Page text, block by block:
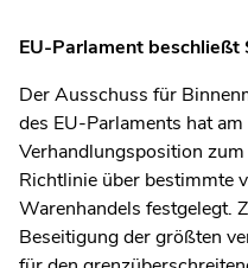
EU-Parlament
Der Ausschuss für
des EU-Parlaments hat
Verhandlungsposition
Richtlinie über bestimmte
Warenhandels festgelegt.
Beseitigung der größten